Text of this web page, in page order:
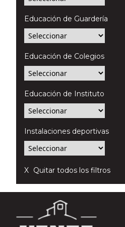
Educación de Guardería
Educación de Colegios
Educación de Instituto
Instalaciones deportivas
Quitar todos los filtros